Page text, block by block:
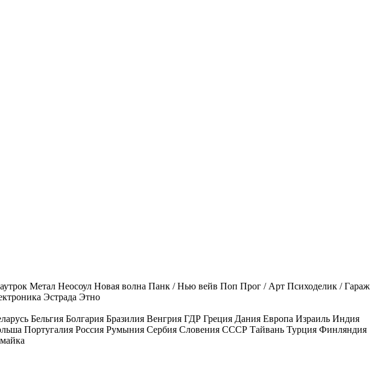
Метал Неосоул Новая волна Панк / Нью вейв Поп Прог / Арт Психоделик / Гараж
Эстрада Этно
Бельгия Болгария Бразилия Венгрия ГДР Греция Дания Европа Израиль Индия
Португалия Россия Румыния Сербия Словения СССР Тайвань Турция Финляндия